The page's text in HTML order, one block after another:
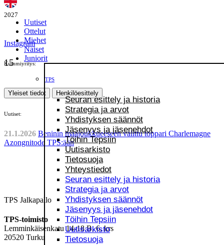
Uutiset
Ottelut
Miehet
Naiset
Juniorit
TPS
Seuran esittely ja historia
Strategia ja arvot
Yhdistyksen säännöt
Jäsenyys ja jäsenehdot
Töihin Tepsiin
Uutisarkisto
Tietosuoja
Yhteystiedot
Seuran esittely ja historia
Strategia ja arvot
Yhdistyksen säännöt
Jäsenyys ja jäsenehdot
Töihin Tepsiin
Uutisarkisto
Tietosuoja
2027
Instagram
15
Kummiyritys:
Yleiset tiedot Henkilöesittely
Uutiset:
21.1.2026 Beninin maajoukkueeseen valittu toppari Charlemagne
Azongnitode TPS:ään
TPS Jalkapallo
TPS-toimisto
Lemminkäisenkatu 14-18 B, 6. krs
20520 Turku